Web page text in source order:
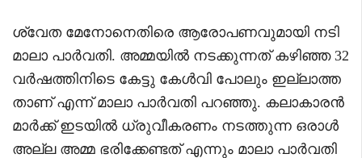
ശ്വേത മേനോനെതിരെ ആരോപണവുമായി നടി
മാലാ പാര്‍വതി. അമ്മയിൽ നടക്കുന്നത് കഴിഞ്ഞ 32
വർഷത്തിനിടെ കേട്ടു കേൾവി പോലും ഇല്ലാത്ത
താണ് എന്ന് മാലാ പാര്‍വതി പറഞ്ഞു. കലാകാരൻ
മാർക്ക് ഇടയിൽ ധ്രുവീകരണം നടത്തുന്ന ഒരാൾ
അല്ല അമ്മ ഭരിക്കേണ്ടത് എന്നും മാലാ പാര്‍വതി